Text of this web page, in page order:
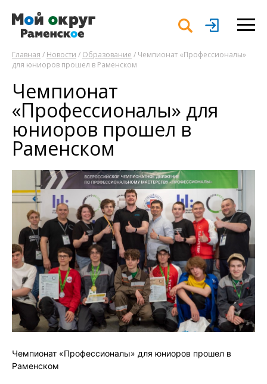
Главная / Новости / Образование / Чемпионат «Профессионалы»
для юниоров прошел в Раменском
Чемпионат
«Профессионалы» для
юниоров прошел в
Раменском
Чемпионат «Профессионалы» для юниоров прошел в
Раменском